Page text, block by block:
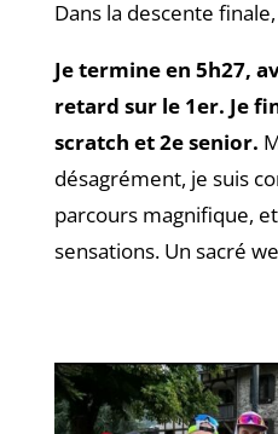
Dans la descente
Je termine en 5h27,
retard sur le 1er. Je
scratch et 2e senior.
désagrément, je suis
parcours magnifique,
sensations. Un sacré